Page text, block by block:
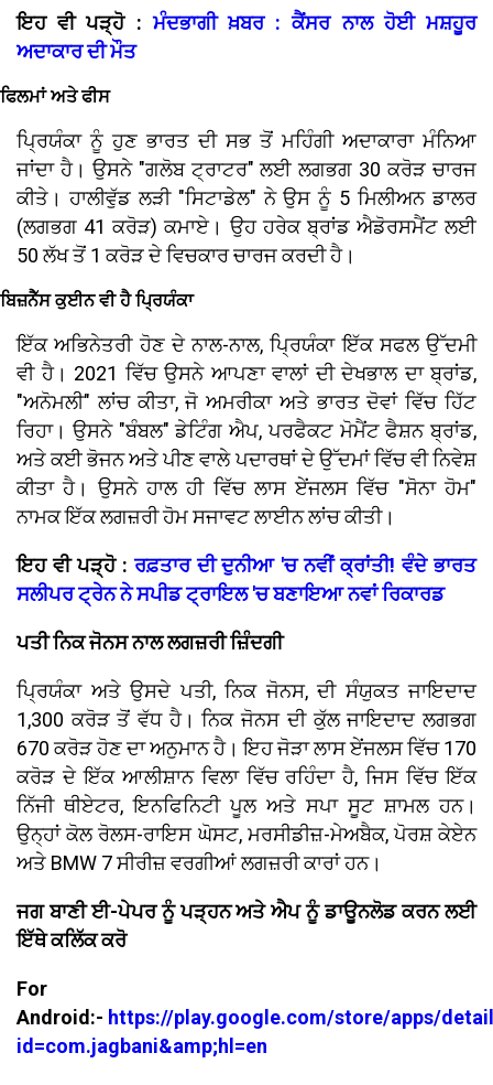
ਇਹ ਵੀ ਪੜ੍ਹੋ :ਮੰਦਭਾਗੀ ਖ਼ਬਰ : ਕੈਂਸਰ ਨਾਲ ਹੋਈ ਮਸ਼ਹੂਰ
ਅਦਾਕਾਰ ਦੀ ਮੌਤ
ਫਿਲਮਾਂ ਅਤੇ ਫੀਸ
ਪ੍ਰਿਯੰਕਾ ਨੂੰ ਹੁਣ ਭਾਰਤ ਦੀ ਸਭ ਤੋਂ ਮਹਿੰਗੀ ਅਦਾਕਾਰਾ ਮੰਨਿਆ
ਜਾਂਦਾ ਹੈ। ਉਸਨੇ "ਗਲੋਬ ਟ੍ਰਾਟਰ" ਲਈ ਲਗਭਗ ₹30 ਕਰੋੜ ਚਾਰਜ
ਕੀਤੇ। ਹਾਲੀਵੁੱਡ ਲੜੀ "ਸਿਟਾਡੇਲ" ਨੇ ਉਸ ਨੂੰ 5 ਮਿਲੀਅਨ ਡਾਲਰ
(ਲਗਭਗ ₹41 ਕਰੋੜ) ਕਮਾਏ। ਉਹ ਹਰੇਕ ਬ੍ਰਾਂਡ ਐਡੋਰਸਮੈਂਟ ਲਈ
₹50 ਲੱਖ ਤੋਂ ₹1 ਕਰੋੜ ਦੇ ਵਿਚਕਾਰ ਚਾਰਜ ਕਰਦੀ ਹੈ।
ਬਿਜ਼ਨੈੱਸ ਕੁਈਨ ਵੀ ਹੈ ਪ੍ਰਿਯੰਕਾ
ਇੱਕ ਅਭਿਨੇਤਰੀ ਹੋਣ ਦੇ ਨਾਲ-ਨਾਲ, ਪ੍ਰਿਯੰਕਾ ਇੱਕ ਸਫਲ ਉੱਦਮੀ
ਵੀ ਹੈ। 2021 ਵਿੱਚ ਉਸਨੇ ਆਪਣਾ ਵਾਲਾਂ ਦੀ ਦੇਖਭਾਲ ਦਾ ਬ੍ਰਾਂਡ,
"ਅਨੋਮਲੀ" ਲਾਂਚ ਕੀਤਾ, ਜੋ ਅਮਰੀਕਾ ਅਤੇ ਭਾਰਤ ਦੋਵਾਂ ਵਿੱਚ ਹਿੱਟ
ਰਿਹਾ। ਉਸਨੇ "ਬੰਬਲ" ਡੇਟਿੰਗ ਐਪ, ਪਰਫੈਕਟ ਮੋਮੈਂਟ ਫੈਸ਼ਨ ਬ੍ਰਾਂਡ,
ਅਤੇ ਕਈ ਭੋਜਨ ਅਤੇ ਪੀਣ ਵਾਲੇ ਪਦਾਰਥਾਂ ਦੇ ਉੱਦਮਾਂ ਵਿੱਚ ਵੀ ਨਿਵੇਸ਼
ਕੀਤਾ ਹੈ। ਉਸਨੇ ਹਾਲ ਹੀ ਵਿੱਚ ਲਾਸ ਏਂਜਲਸ ਵਿੱਚ "ਸੋਨਾ ਹੋਮ"
ਨਾਮਕ ਇੱਕ ਲਗਜ਼ਰੀ ਹੋਮ ਸਜਾਵਟ ਲਾਈਨ ਲਾਂਚ ਕੀਤੀ।
ਇਹ ਵੀ ਪੜ੍ਹੋ : ਰਫ਼ਤਾਰ ਦੀ ਦੁਨੀਆ 'ਚ ਨਵੀਂ ਕ੍ਰਾਂਤੀ!ਵੰਦੇ ਭਾਰਤ
ਸਲੀਪਰ ਟ੍ਰੇਨ ਨੇ ਸਪੀਡ ਟ੍ਰਾਇਲ 'ਚ ਬਣਾਇਆ ਨਵਾਂ ਰਿਕਾਰਡ
ਪਤੀ ਨਿਕ ਜੋਨਸ ਨਾਲ ਲਗਜ਼ਰੀ ਜ਼ਿੰਦਗੀ
ਪ੍ਰਿਯੰਕਾ ਅਤੇ ਉਸਦੇ ਪਤੀ, ਨਿਕ ਜੋਨਸ, ਦੀ ਸੰਯੁਕਤ ਜਾਇਦਾਦ
₹1,300 ਕਰੋੜ ਤੋਂ ਵੱਧ ਹੈ। ਨਿਕ ਜੋਨਸ ਦੀ ਕੁੱਲ ਜਾਇਦਾਦ ਲਗਭਗ
₹670 ਕਰੋੜ ਹੋਣ ਦਾ ਅਨੁਮਾਨ ਹੈ। ਇਹ ਜੋੜਾ ਲਾਸ ਏਂਜਲਸ ਵਿੱਚ ₹170
ਕਰੋੜ ਦੇ ਇੱਕ ਆਲੀਸ਼ਾਨ ਵਿਲਾ ਵਿੱਚ ਰਹਿੰਦਾ ਹੈ, ਜਿਸ ਵਿੱਚ ਇੱਕ
ਨਿੱਜੀ ਥੀਏਟਰ, ਇਨਫਿਨਿਟੀ ਪੂਲ ਅਤੇ ਸਪਾ ਸੂਟ ਸ਼ਾਮਲ ਹਨ।
ਉਨ੍ਹਾਂ ਕੋਲ ਰੋਲਸ-ਰਾਇਸ ਘੋਸਟ, ਮਰਸੀਡੀਜ਼-ਮੇਅਬੈਕ, ਪੋਰਸ਼ ਕੇਏਨ
ਅਤੇ BMW 7 ਸੀਰੀਜ਼ ਵਰਗੀਆਂ ਲਗਜ਼ਰੀ ਕਾਰਾਂ ਹਨ।
ਜਗ ਬਾਣੀ ਈ-ਪੇਪਰ ਨੂੰ ਪੜ੍ਹਨ ਅਤੇ ਐਪ ਨੂੰ ਡਾਊਨਲੋਡ ਕਰਨ ਲਈ
ਇੱਥੇ ਕਲਿੱਕ ਕਰੋ
For
Android:- https://play.google.com/store/apps/
id=com.jagbani&amp;hl=en